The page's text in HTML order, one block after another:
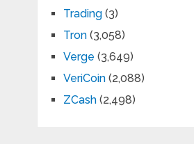
Trading(3)
Tron(3,058)
Verge (3,649)
VeriCoin(2,088)
ZCash(2,498)